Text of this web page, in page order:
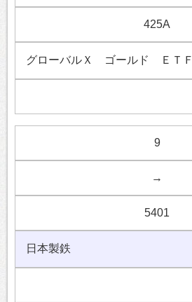
425A
グローバルＸ ゴールド ＥＴＦ
9
→
5401
日本製鉄